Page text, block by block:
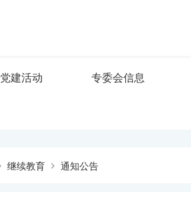
党建活动 专委会信息
继续教育 通知公告